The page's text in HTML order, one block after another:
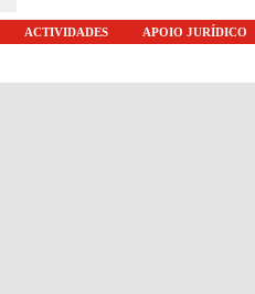
ACTIVIDADES APOIO JURÍDICO